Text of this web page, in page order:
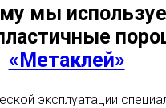
мы
«Метаклей»
эксплуатации